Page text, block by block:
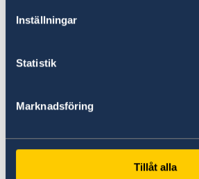
Inställningar
Statistik
Marknadsföring
Tillåt alla
I appen UD Resklar finns råd och